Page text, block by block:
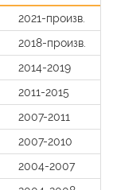
2021-произв.
2018-произв.
2014-2019
2011-2015
2007-2011
2007-2010
2004-2007